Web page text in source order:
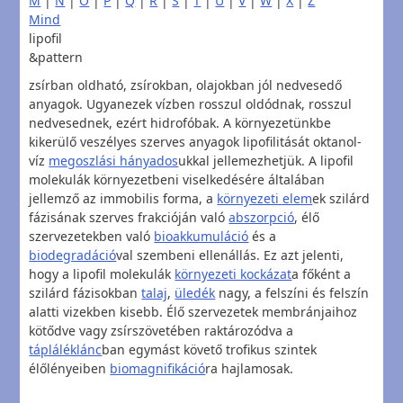
Mind
lipofil
&pattern
zsírban oldható, zsírokban, olajokban jól nedvesedő
anyagok. Ugyanezek vízben rosszul oldódnak, rosszul
nedvesednek, ezért hidrofóbak. A környezetünkbe
kikerülő veszélyes szerves anyagok lipofilitását oktanol-
víz megoszlási hányadosukkal jellemezhetjük. A lipofil
molekulák környezetbeni viselkedésére általában
jellemző az immobilis forma, a környezeti elemek szilárd
fázisának szerves frakcióján valóabszorpció, élő
szervezetekben való bioakkumuláció és a
biodegradációval szembeni ellenállás. Ez azt jelenti,
hogy a lipofil molekulák környezeti kockázata főként a
szilárd fázisokbantalaj, üledék nagy, a felszíni és felszín
alatti vizekben kisebb. Élő szervezetek membránjaihoz
kötődve vagy zsírszövetében raktározódva a
táplálékláncban egymást követő trofikus szintek
élőlényeiben biomagnifikációra hajlamosak.